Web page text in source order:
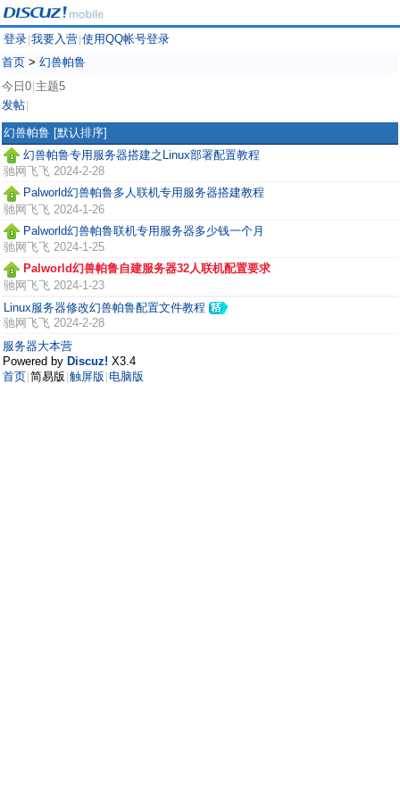
登录 我要入营 使用QQ帐号登录
首页 > 幻兽帕鲁
今日0 主题5
发帖
幻兽帕鲁 [默认排序]
幻兽帕鲁专用服务器搭建之Linux部署配置教程
驰网飞飞 2024-2-28
Palworld幻兽帕鲁多人联机专用服务器搭建教程
驰网飞飞 2024-1-26
Palworld幻兽帕鲁联机专用服务器多少钱一个月
驰网飞飞 2024-1-25
Palworld幻兽帕鲁自建服务器32人联机配置要求
驰网飞飞 2024-1-23
Linux服务器修改幻兽帕鲁配置文件教程
驰网飞飞 2024-2-28
服务器大本营
Powered by Discuz! X3.4
首页 简易版 触屏版 电脑版